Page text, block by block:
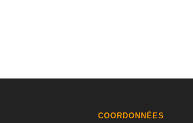
COORDONNÉES